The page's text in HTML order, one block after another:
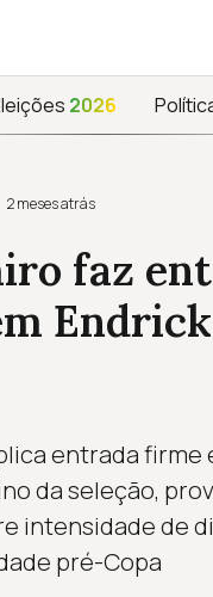
2026
2 meses atrás
faz
entrada firme
da seleção,
intensidade de
pré-Copa